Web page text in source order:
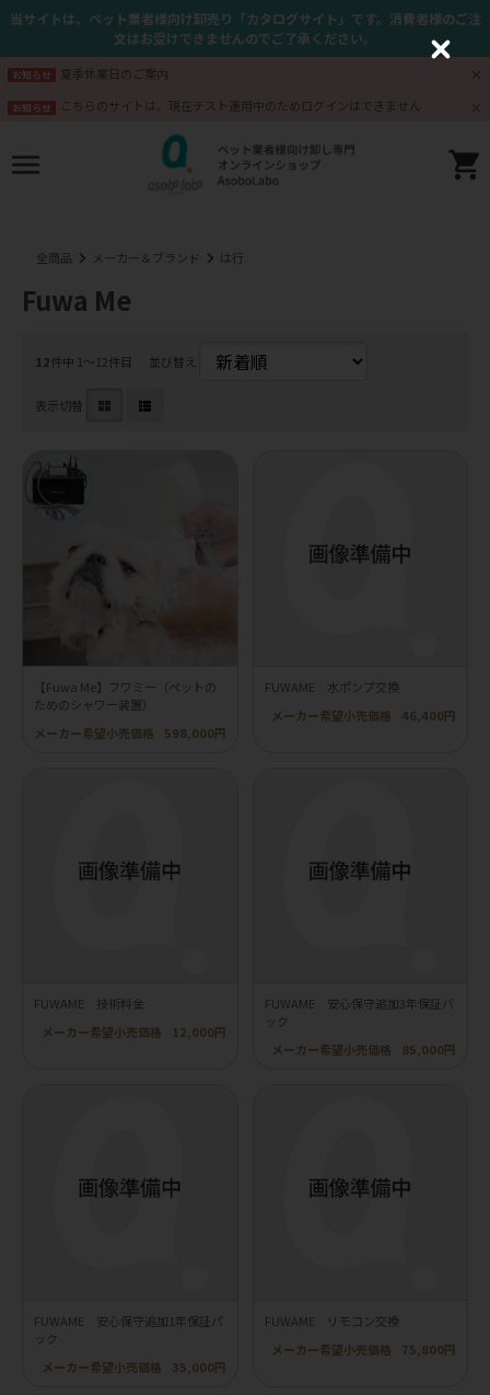
当サイトは、ペット業者様向け卸売り「カタログサイト」です。消費者様のご注
文はお受けできませんのでご了承ください。
お知らせ 夏季休業日のご案内
お知らせ こちらのサイトは、現在テスト運用中のためログインはできません
全商品 メーカー＆ブランド は行
Fuwa Me
12件中 1〜12件目 並び替え
表示切替
【Fuwa Me】フワミー（ペットの
ためのシャワー装置）
メーカー希望小売価格
598,000円
FUWAME 水ポンプ交換
メーカー希望小売価格
46,400円
FUWAME 技術料金
メーカー希望小売価格
12,000円
FUWAME 安心保守追加3年保証パ
ック
メーカー希望小売価格
85,000円
FUWAME 安心保守追加1年保証パ
ック
メーカー希望小売価格
35,000円
FUWAME リモコン交換
メーカー希望小売価格
75,800円
C